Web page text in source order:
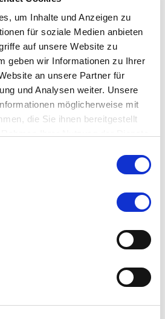
um Inhalte und Anzeigen zu
für soziale Medien anbieten
auf unsere Website zu
geben wir Informationen zu Ihrer
an unsere Partner für
und Analysen weiter. Unsere
möglicherweise mit
die Sie ihnen bereitgestellt